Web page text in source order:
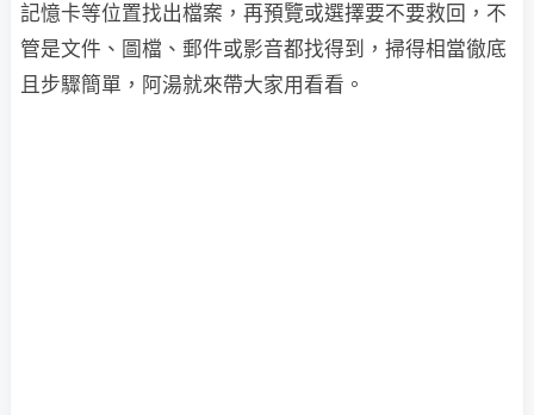
記憶卡等位置找出檔案，再預覽或選擇要不要救回，不
管是文件、圖檔、郵件或影音都找得到，掃得相當徹底
且步驟簡單，阿湯就來帶大家用看看。